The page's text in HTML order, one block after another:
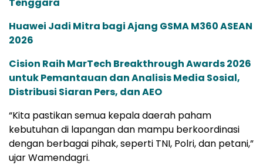
Huawei Jadi Mitra bagi Ajang GSMA M360 ASEAN
2026
Cision Raih MarTech Breakthrough Awards 2026
untuk Pemantauan dan Analisis Media Sosial,
Distribusi Siaran Pers, dan AEO
“Kita pastikan semua kepala daerah paham
kebutuhan di lapangan dan mampu berkoordinasi
dengan berbagai pihak, seperti TNI, Polri, dan petani,”
ujar Wamendagri.